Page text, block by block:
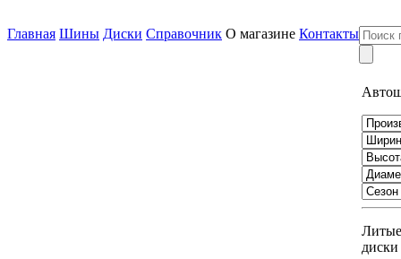
Главная Шины Диски Справочник О магазине Контакты
Литые
диски